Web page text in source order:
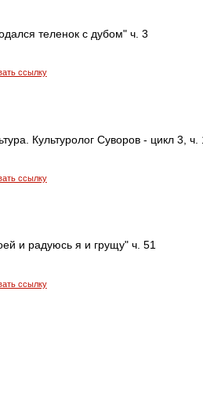
теленок с дубом" ч. 3
ссылку
Культуролог Суворов - цикл 3,
ссылку
и радуюсь я и грущу" ч. 51
ссылку